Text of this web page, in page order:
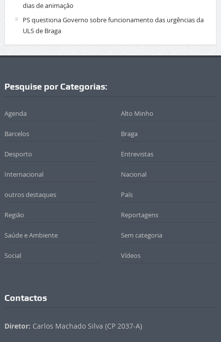
dias de animação
PS questiona Governo sobre funcionamento das urgências da
ULS de Braga
Pesquise por Categorias:
Agenda Alto Minho
Barcelos Braga
Desporto Entrevistas
Internacional Nacional
outros destaques País
Região Reportagens
Saúde e Ambiente Sem categoria
Social Vídeos
Contactos
Diretor: Carlos Machado Silva (CP 2037-A)